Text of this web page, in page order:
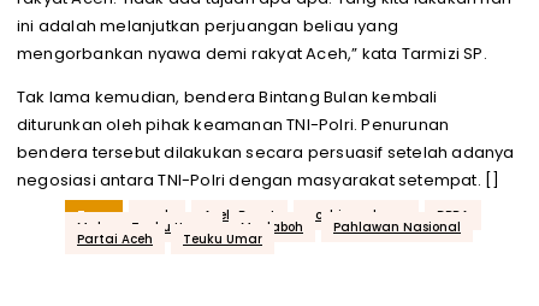
ini adalah melanjutkan perjuangan beliau yang
mengorbankan nyawa demi rakyat Aceh,” kata Tarmizi SP.
Tak lama kemudian, bendera Bintang Bulan kembali
diturunkan oleh pihak keamanan TNI-Polri. Penurunan
bendera tersebut dilakukan secara persuasif setelah adanya
negosiasi antara TNI-Polri dengan masyarakat setempat. []
Tags aceh Aceh Barat acehjurnal.com DPRA
Makam Teuku Umar Meulaboh Pahlawan Nasional
Partai Aceh Teuku Umar